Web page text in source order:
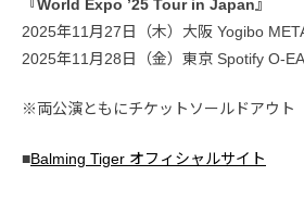
『World Expo ’25 Tour in Japan』
2025年11月27日（木）大阪 Yogibo
2025年11月28日（金）東京 Spotify O-
※両公演ともにチケットソールドアウト
■Balming Tiger オフィシャルサイト